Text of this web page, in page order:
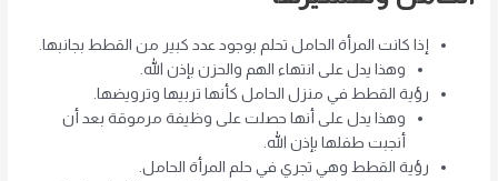
إذا كانت المرأة الحامل تحلم بوجود عدد كبير من القطط بجانبها.
وهذا يدل على انتهاء الهم والحزن بإذن الله.
رؤية القطط في منزل الحامل كأنها تربيها وترويضها.
وهذا يدل على أنها حصلت على وظيفة مرموقة بعد أن
أنجبت طفلها بإذن الله.
رؤية القطط وهي تجري في حلم المرأة الحامل.